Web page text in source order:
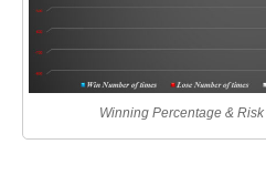
Winning Percentage &